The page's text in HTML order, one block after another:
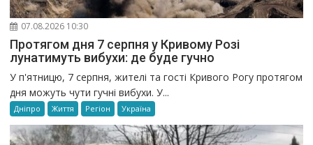
07.08.2026 10:30
Протягом дня 7 серпня у Кривому Розі
лунатимуть вибухи: де буде гучно
У п'ятницю, 7 серпня, жителі та гості Кривого Рогу протягом
дня можуть чути гучні вибухи. У...
Дніпро Життя Регіон Україна